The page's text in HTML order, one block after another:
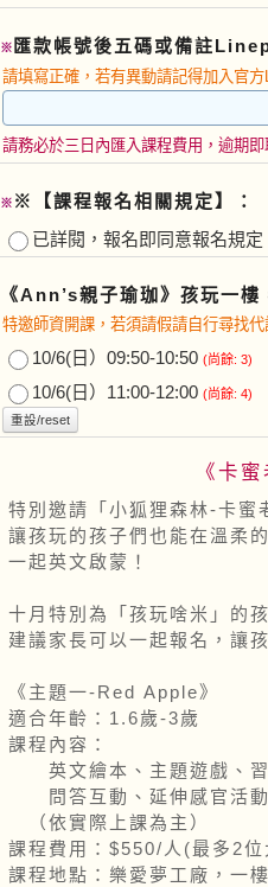
※ 匯款帳號後五碼或備註
請填寫正確，若有異動請記得加入官方
請務必於三日內匯入課程費用，逾期即
※ ※【課程報名相關規定】：
已詳閱，報名即同意報名規定
《Ann’s親子瑜珈》孩玩一
特邀師資開課，若須請假請自行尋找
10/6(日）09:50-10:50 (尚餘: 3)
10/6(日）11:00-12:00 (尚餘: 4)
重設/reset
《卡
特別邀請「小狐狸森林-卡蜜
讓孩玩的孩子們也能在溫柔
一起英文啟蒙！
十月特別為「孩玩啥米」的
建議家長可以一起報名，讓
《主題一-Red Apple》
適合年齡：1.6歲-3歲
課程內容：
英文繪本、主題遊戲、習
問答互動、延伸感官活動
（依實際上課為主）
課程費用：$550/人(最多2位
課程地點：樂愛夢工廠，一